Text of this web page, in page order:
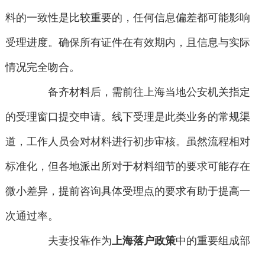
料的一致性是比较重要的，任何信息偏差都可能影响
受理进度。确保所有证件在有效期内，且信息与实际
情况完全吻合。
备齐材料后，需前往上海当地公安机关指定
的受理窗口提交申请。线下受理是此类业务的常规渠
道，工作人员会对材料进行初步审核。虽然流程相对
标准化，但各地派出所对于材料细节的要求可能存在
微小差异，提前咨询具体受理点的要求有助于提高一
次通过率。
夫妻投靠作为上海落户政策中的重要组成部